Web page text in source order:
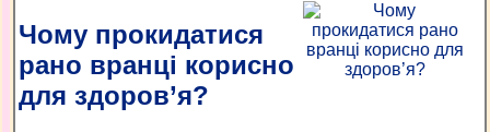
Чому прокидатися
рано вранці корисно
для здоров’я?